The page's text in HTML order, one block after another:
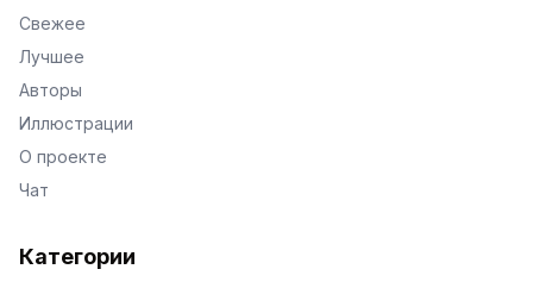
Свежее
Лучшее
Авторы
Иллюстрации
О проекте
Чат
Категории